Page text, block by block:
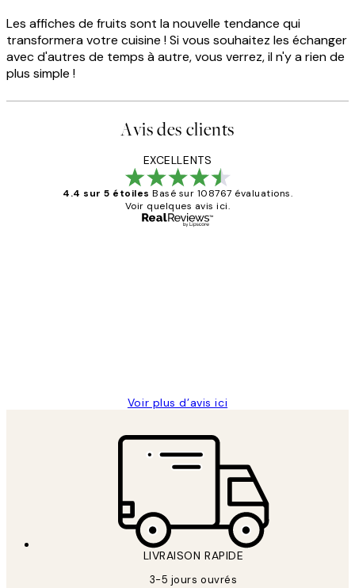
Les affiches de fruits sont la nouvelle tendance qui
transformera votre cuisine ! Si vous souhaitez les échanger
avec d'autres de temps à autre, vous verrez, il n'y a rien de
plus simple !
Avis des clients
EXCELLENTS
4.4 sur 5 étoiles Basé sur 108767 évaluations.
Voir quelques avis ici.
Voir plus d’avis ici
LIVRAISON RAPIDE
3-5 jours ouvrés